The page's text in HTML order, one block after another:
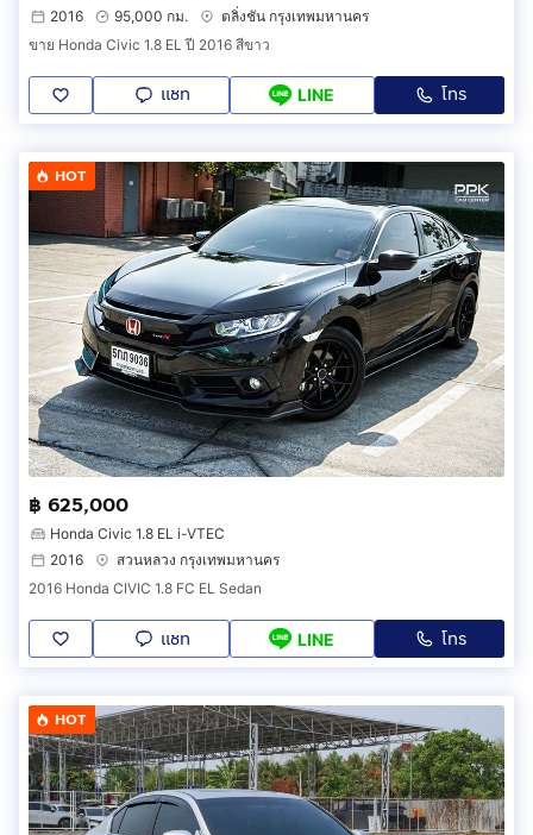
2016
95,000 กม.
ตลิ่งชัน กรุงเทพมหานคร
ขาย Honda Civic 1.8 EL ปี 2016 สีขาว
แชท LINE โทร
HOT
฿ 625,000
Honda Civic 1.8 EL i-VTEC
2016
สวนหลวง กรุงเทพมหานคร
2016 Honda CIVIC 1.8 FC EL Sedan
แชท LINE โทร
HOT